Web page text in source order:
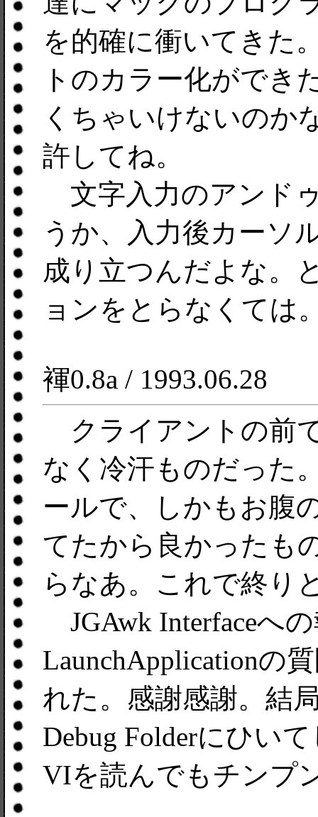
を的確に衝いてきた
トのカラー化ができ
くちゃいけないのか
許してね。
文字入力のアンド
うか、入力後カーソ
成り立つんだよな。
ョンをとらなくては
褌0.8a / 1993.06.28
クライアントの前
なく冷汗ものだった
ールで、しかもお腹
てたから良かったも
らなあ。これで終り
JGAwk Interfaceへ
LaunchApplicationの
れた。感謝感謝。結
Debug Folderにひい
VIを読んでもチンプ